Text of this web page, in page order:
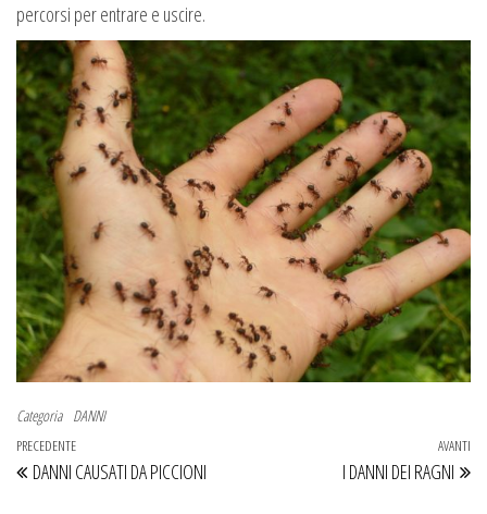
percorsi per entrare e uscire.
Categoria DANNI
Navigazione articoli
Articolo precedente
PRECEDENTE
DANNI CAUSATI DA PICCIONI
AVANTI
I DANNI DEI RAGNI